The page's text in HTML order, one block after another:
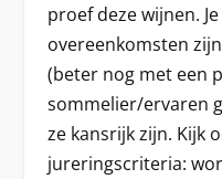
proef deze wijnen.
overeenkomsten
(beter nog met een
sommelier/ervaren
ze kansrijk zijn. Kijk
jureringscriteria: